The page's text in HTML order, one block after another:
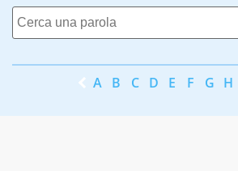
A B C D E F G H